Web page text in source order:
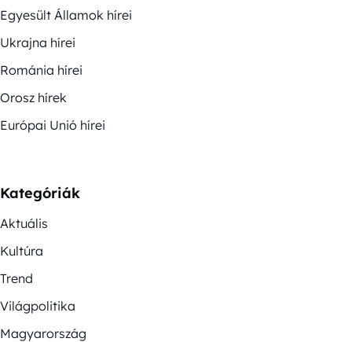
Egyesült Államok hírei
Ukrajna hírei
Románia hírei
Orosz hírek
Európai Unió hírei
Kategóriák
Aktuális
Kultúra
Trend
Világpolitika
Magyarország